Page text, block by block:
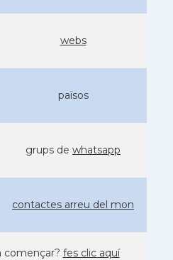
webs
països
grups de whatsapp
contactes arreu del mon
començar? fes clic aquí